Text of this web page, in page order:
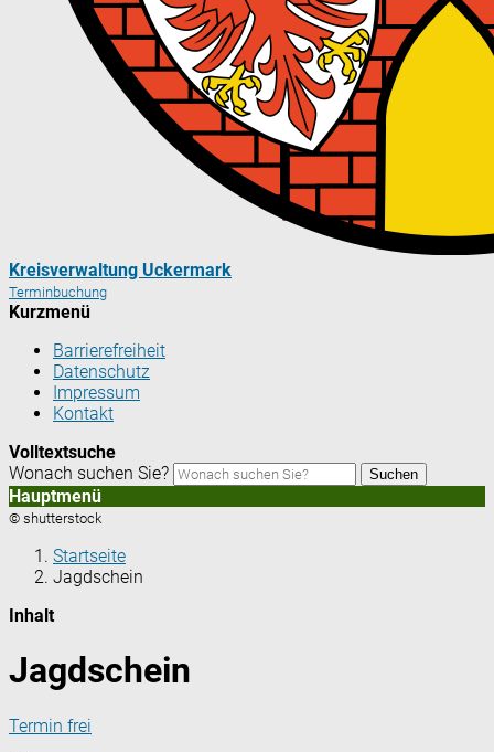
Kreisverwaltung Uckermark
Terminbuchung
Kurzmenü
Barrierefreiheit
Datenschutz
Impressum
Kontakt
Volltextsuche
Wonach suchen Sie?
Suchen
Hauptmenü
© shutterstock
Startseite
Jagdschein
Inhalt
Jagdschein
Termin frei